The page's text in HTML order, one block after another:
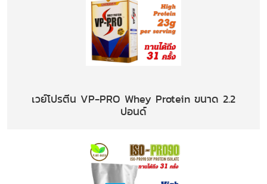
เวย์โปรตีน VP-PRO Whey Protein ขนาด 2.2
ปอนด์